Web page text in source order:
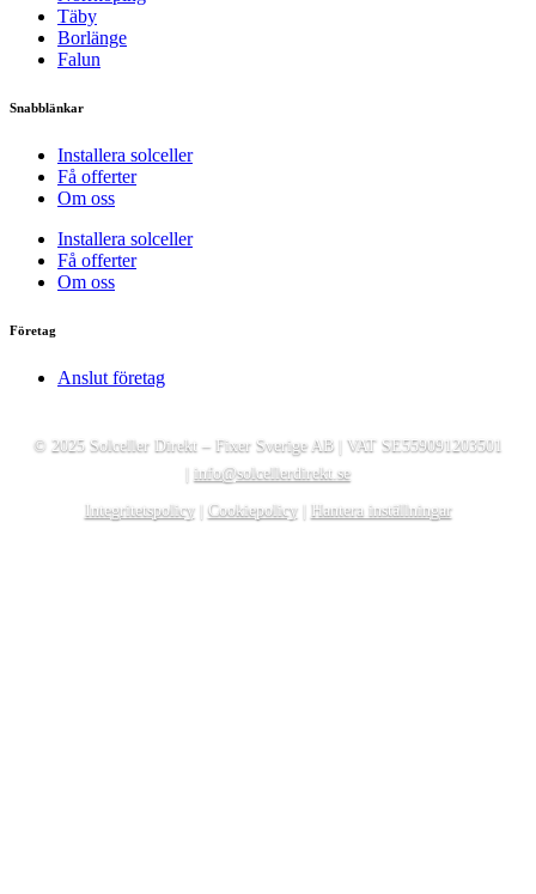
Täby
Borlänge
Falun
Snabblänkar
Installera solceller
Få offerter
Om oss
Installera solceller
Få offerter
Om oss
Företag
Anslut företag
© 2025 Solceller Direkt – Fixer Sverige AB | VAT SE559091203501
info@solcellerdirekt.se
Integritetspolicy| Cookiepolicy| Hantera inställningar